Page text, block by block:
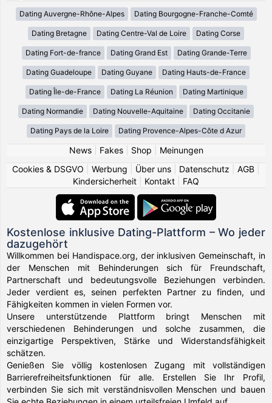
Dating Auvergne-Rhône-Alpes Dating Bourgogne-Franche-Comté
Dating Bretagne Dating Centre-Val de Loire Dating Corse
Dating Fort-de-france Dating Grand Est Dating Grande-Terre
Dating Guadeloupe Dating Guyane Dating Hauts-de-France
Dating Île-de-France Dating La Réunion Dating Martinique
Dating Normandie Dating Nouvelle-Aquitaine Dating Occitanie
Dating Pays de la Loire Dating Provence-Alpes-Côte d Azur
News| Fakes| Shop
Meinungen
Cookies & DSGVO
Werbung Über uns Datenschutz AGB
Kindersicherheit
Kontakt FAQ
Kostenlose inklusive Dating-Plattform – Wo jeder
dazugehört
Willkommen bei Handispace.org, der inklusiven Gemeinschaft, in
der Menschen mit Behinderungen sich für Freundschaft,
Partnerschaft und bedeutungsvolle Beziehungen verbinden.
Jeder verdient es, seinen perfekten Partner zu finden, und
Fähigkeiten kommen in vielen Formen vor.
Unsere unterstützende Plattform bringt Menschen mit
verschiedenen Behinderungen und solche zusammen, die
einzigartige Perspektiven, Stärke und Widerstandsfähigkeit
schätzen.
Genießen Sie völlig kostenlosen Zugang mit vollständigen
Barrierefreiheitsfunktionen für alle. Erstellen Sie Ihr Profil,
verbinden Sie sich mit verständnisvollen Menschen und bauen